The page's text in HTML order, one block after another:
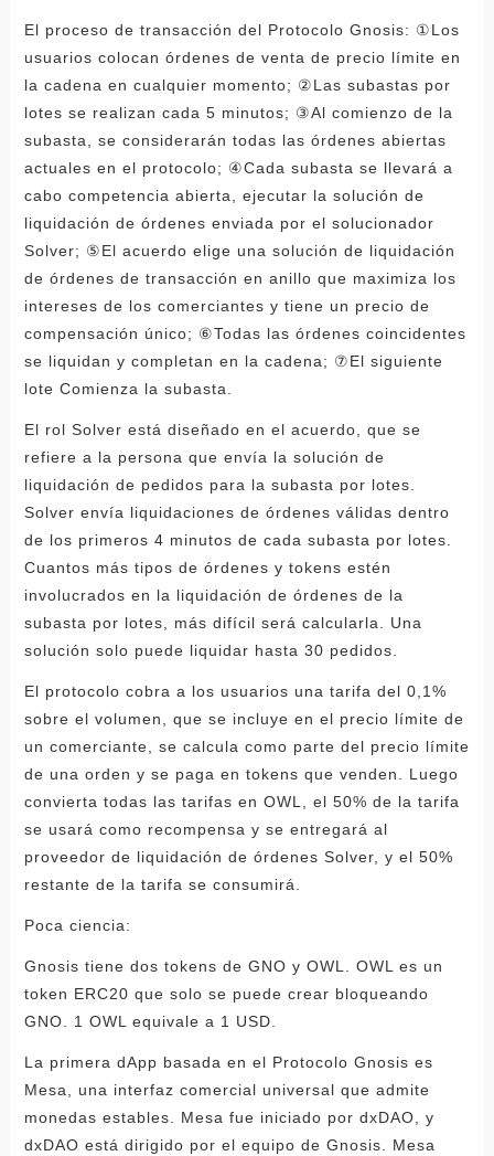
El proceso de transacción del Protocolo Gnosis: ①Los
usuarios colocan órdenes de venta de precio límite en
la cadena en cualquier momento; ②Las subastas por
lotes se realizan cada 5 minutos; ③Al comienzo de la
subasta, se considerarán todas las órdenes abiertas
actuales en el protocolo; ④Cada subasta se llevará a
cabo competencia abierta, ejecutar la solución de
liquidación de órdenes enviada por el solucionador
Solver; ⑤El acuerdo elige una solución de liquidación
de órdenes de transacción en anillo que maximiza los
intereses de los comerciantes y tiene un precio de
compensación único; ⑥Todas las órdenes coincidentes
se liquidan y completan en la cadena; ⑦El siguiente
lote Comienza la subasta.
El rol Solver está diseñado en el acuerdo, que se
refiere a la persona que envía la solución de
liquidación de pedidos para la subasta por lotes.
Solver envía liquidaciones de órdenes válidas dentro
de los primeros 4 minutos de cada subasta por lotes.
Cuantos más tipos de órdenes y tokens estén
involucrados en la liquidación de órdenes de la
subasta por lotes, más difícil será calcularla. Una
solución solo puede liquidar hasta 30 pedidos.
El protocolo cobra a los usuarios una tarifa del 0,1%
sobre el volumen, que se incluye en el precio límite de
un comerciante, se calcula como parte del precio límite
de una orden y se paga en tokens que venden. Luego
convierta todas las tarifas en OWL, el 50% de la tarifa
se usará como recompensa y se entregará al
proveedor de liquidación de órdenes Solver, y el 50%
restante de la tarifa se consumirá.
Poca ciencia:
Gnosis tiene dos tokens de GNO y OWL. OWL es un
token ERC20 que solo se puede crear bloqueando
GNO. 1 OWL equivale a 1 USD.
La primera dApp basada en el Protocolo Gnosis es
Mesa, una interfaz comercial universal que admite
monedas estables. Mesa fue iniciado por dxDAO, y
dxDAO está dirigido por el equipo de Gnosis. Mesa